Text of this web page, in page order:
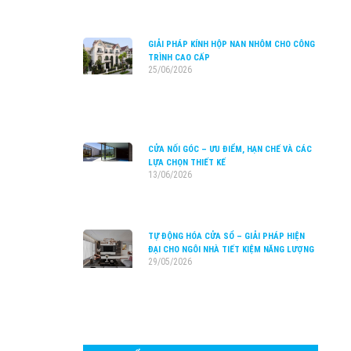
GIẢI PHÁP KÍNH HỘP NAN NHÔM CHO CÔNG
TRÌNH CAO CẤP
25/06/2026
CỬA NỐI GÓC – ƯU ĐIỂM, HẠN CHẾ VÀ CÁC
LỰA CHỌN THIẾT KẾ
13/06/2026
TỰ ĐỘNG HÓA CỬA SỔ – GIẢI PHÁP HIỆN
ĐẠI CHO NGÔI NHÀ TIẾT KIỆM NĂNG LƯỢNG
29/05/2026